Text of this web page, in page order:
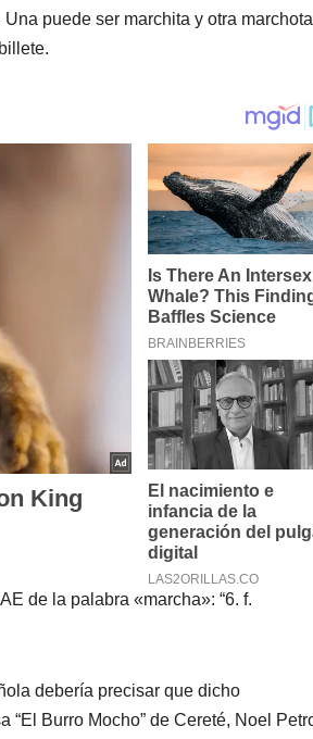
puede ser marchita y otra
de la palabra «marcha»: “6. f.
debería precisar que dicho
Burro Mocho” de Cereté, Noel